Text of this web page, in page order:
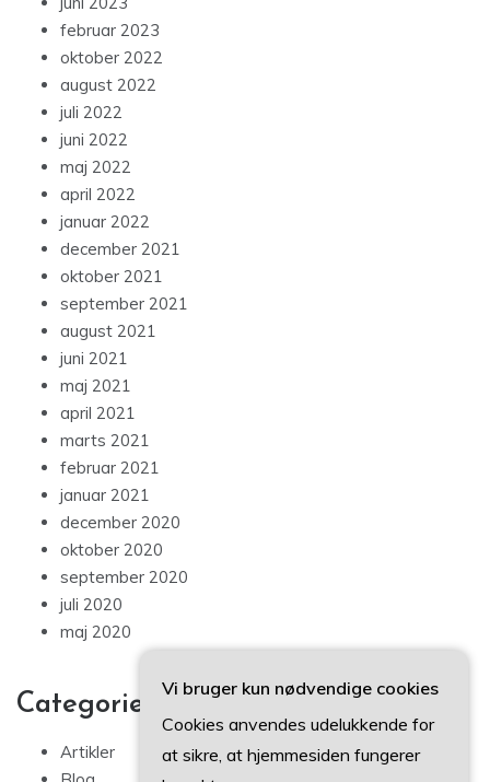
februar 2023
oktober 2022
august 2022
juli 2022
juni 2022
maj 2022
april 2022
januar 2022
december 2021
oktober 2021
september 2021
august 2021
juni 2021
maj 2021
april 2021
marts 2021
februar 2021
januar 2021
december 2020
oktober 2020
september 2020
juli 2020
maj 2020
Categories
Artikler
Vi bruger kun nødvendige cookies
Cookies anvendes udelukkende for
at sikre, at hjemmesiden fungerer